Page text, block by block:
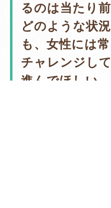
るのは当たり前
どのような状
も、女性には
チャレンジし
進んでほしい。